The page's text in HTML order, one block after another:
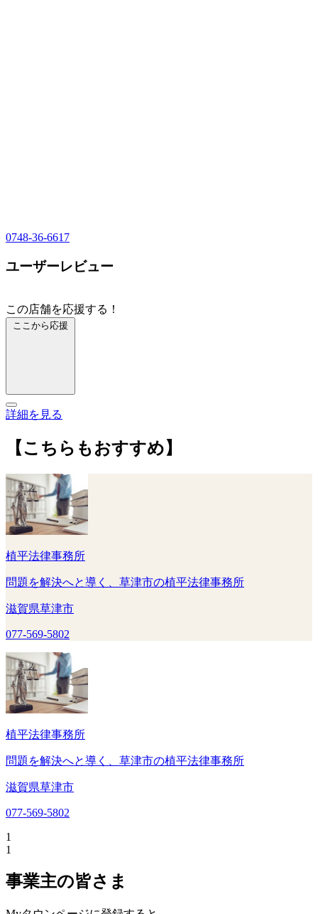
0748-36-6617
ユーザーレビュー
この店舗を応援する！
ここから応援
詳細を見る
【こちらもおすすめ】
植平法律事務所
問題を解決へと導く、草津市の植平法律事務所
滋賀県草津市
077-569-5802
植平法律事務所
問題を解決へと導く、草津市の植平法律事務所
滋賀県草津市
077-569-5802
1
1
事業主の皆さま